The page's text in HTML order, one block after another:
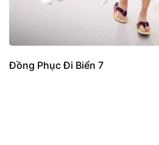
Đồng Phục Đi Biển 7